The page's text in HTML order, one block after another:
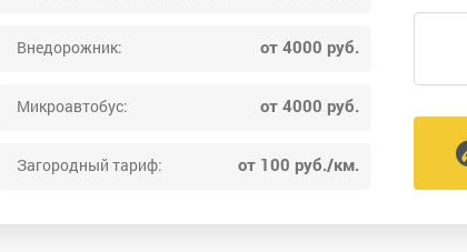
Внедорожник: от 4000 руб.
Микроавтобус: от 4000 руб.
Загородный тариф: от 100 руб./км.